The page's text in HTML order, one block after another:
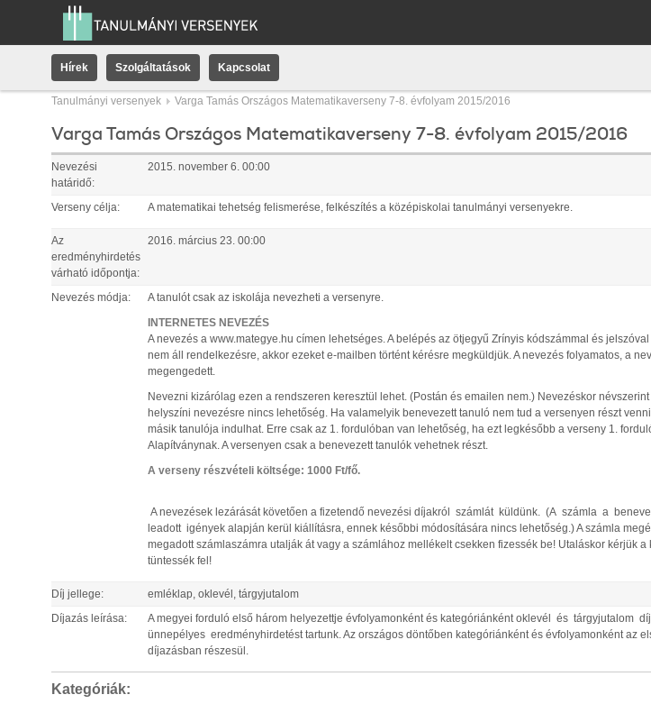
Hírek Szolgáltatások Kapcsolat
Tanulmányi versenyek Varga Tamás Országos Matematikaverseny 7-8. évfolyam 2015/2016
Varga Tamás Országos Matematikaverseny 7-8. évfolyam 2015/2016
Nevezési
határidő:
2015. november 6. 00:00
Verseny célja: A matematikai tehetség felismerése, felkészítés a középiskolai tanulmányi versenyekre.
Az
eredményhirdetés
várható időpontja:
2016. március 23. 00:00
Nevezés módja: A tanulót csak az iskolája nevezheti a versenyre.
INTERNETES NEVEZÉS
A nevezés a www.mategye.hu címen lehetséges. A belépés az ötjegyű Zrínyis kódszámmal és
nem áll rendelkezésre, akkor ezeket e-mailben történt kérésre megküldjük. A nevezés folyamatos, a
megengedett.
Nevezni kizárólag ezen a rendszeren keresztül lehet. (Postán és emailen nem.) Nevezéskor
helyszíni nevezésre nincs lehetőség. Ha valamelyik benevezett tanuló nem tud a versenyen részt
másik tanulója indulhat. Erre csak az 1. fordulóban van lehetőség, ha ezt legkésőbb a verseny 1.
Alapítványnak. A versenyen csak a benevezett tanulók vehetnek részt.
A verseny részvételi költsége: 1000 Ft/fő.
A nevezések lezárását követően a fizetendő nevezési díjakról számlát küldünk. (A számla a
leadott igények alapján kerül kiállításra, ennek későbbi módosítására nincs lehetőség.) A számla
megadott számlaszámra utalják át vagy a számlához mellékelt csekken fizessék be! Utaláskor kérjük
tüntessék fel!
Díj jellege: emléklap, oklevél, tárgyjutalom
Díjazás leírása:
A megyei forduló első három helyezettje évfolyamonként és kategóriánként oklevél és tárgyjutalom
ünnepélyes eredményhirdetést tartunk. Az országos döntőben kategóriánként és évfolyamonként az
díjazásban részesül.
Kategóriák: